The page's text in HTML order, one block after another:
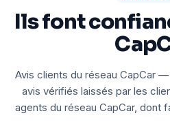
Ils font
Avis clients du réseau CapCar
avis vérifiés laissés par les
agents du réseau CapCar, dont